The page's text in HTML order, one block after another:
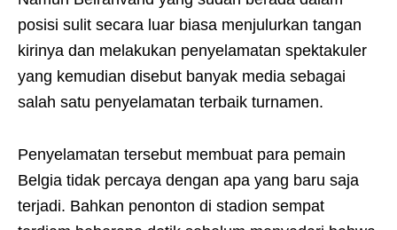
posisi sulit secara luar biasa menjulurkan tangan
kirinya dan melakukan penyelamatan spektakuler
yang kemudian disebut banyak media sebagai
salah satu penyelamatan terbaik turnamen.
Penyelamatan tersebut membuat para pemain
Belgia tidak percaya dengan apa yang baru saja
terjadi. Bahkan penonton di stadion sempat